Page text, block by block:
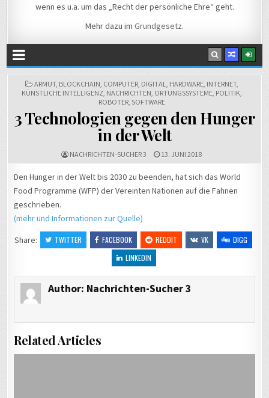
wenn es u.a. um das „Recht der persönliche Ehre“ geht.
Mehr dazu im Grundgesetz.
POSTED
IN
ARMUT, BLOCKCHAIN, COMPUTER, DIGITAL, HARDWARE, INTERNET,
KÜNSTLICHE INTELLIGENZ, NACHRICHTEN, ORTUNGSSYSTEME, POLITIK,
ROBOTER, SOFTWARE
3 Technologien gegen den Hunger
in der Welt
NACHRICHTEN-SUCHER 3 13. JUNI 2018
Den Hunger in der Welt bis 2030 zu beenden, hat sich das World
Food Programme (WFP) der Vereinten Nationen auf die Fahnen
geschrieben.
(mehr und Informationen zur Quelle)
Share:
TWITTER FACEBOOK REDDIT VK
DIGG
LINKEDIN
Author: Nachrichten-Sucher 3
Related Articles